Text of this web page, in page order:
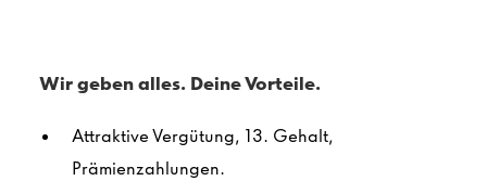
Wir geben alles. Deine Vorteile.
Attraktive Vergütung, 13. Gehalt,
Prämienzahlungen.